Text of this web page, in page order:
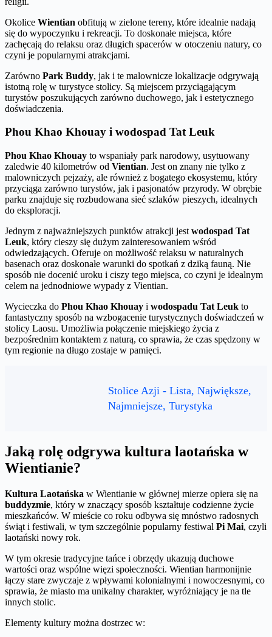
Okolice Wientian obfitują w zielone tereny, które idealnie nadają
się do wypoczynku i rekreacji. To doskonałe miejsca, które
zachęcają do relaksu oraz długich spacerów w otoczeniu natury, co
czyni je popularnymi atrakcjami.
Zarówno Park Buddy, jak i te malownicze lokalizacje odgrywają
istotną rolę w turystyce stolicy. Są miejscem przyciągającym
turystów poszukujących zarówno duchowego, jak i estetycznego
doświadczenia.
Phou Khao Khouay i wodospad Tat Leuk
Phou Khao Khouay to wspaniały park narodowy, usytuowany
zaledwie 40 kilometrów od Vientian. Jest on znany nie tylko z
malowniczych pejzaży, ale również z bogatego ekosystemu, który
przyciąga zarówno turystów, jak i pasjonatów przyrody. W obrębie
parku znajduje się rozbudowana sieć szlaków pieszych, idealnych
do eksploracji.
Jednym z najważniejszych punktów atrakcji jest wodospad Tat
Leuk, który cieszy się dużym zainteresowaniem wśród
odwiedzających. Oferuje on możliwość relaksu w naturalnych
basenach oraz doskonałe warunki do spotkań z dziką fauną. Nie
sposób nie docenić uroku i ciszy tego miejsca, co czyni je idealnym
celem na jednodniowe wypady z Vientian.
Wycieczka do Phou Khao Khouay i wodospadu Tat Leuk to
fantastyczny sposób na wzbogacenie turystycznych doświadczeń w
stolicy Laosu. Umożliwia połączenie miejskiego życia z
bezpośrednim kontaktem z naturą, co sprawia, że czas spędzony w
tym regionie na długo zostaje w pamięci.
Stolice Azji - Lista, Największe,
Najmniejsze, Turystyka
Jaką rolę odgrywa kultura laotańska w
Wientianie?
Kultura Laotańska w Wientianie w głównej mierze opiera się na
buddyzmie, który w znaczący sposób kształtuje codzienne życie
mieszkańców. W mieście co roku odbywa się mnóstwo radosnych
świąt i festiwali, w tym szczególnie popularny festiwal Pi Mai, czyli
laotański nowy rok.
W tym okresie tradycyjne tańce i obrzędy ukazują duchowe
wartości oraz wspólne więzi społeczności. Wientian harmonijnie
łączy stare zwyczaje z wpływami kolonialnymi i nowoczesnymi, co
sprawia, że miasto ma unikalny charakter, wyróżniający je na tle
innych stolic.
Elementy kultury można dostrzec w: